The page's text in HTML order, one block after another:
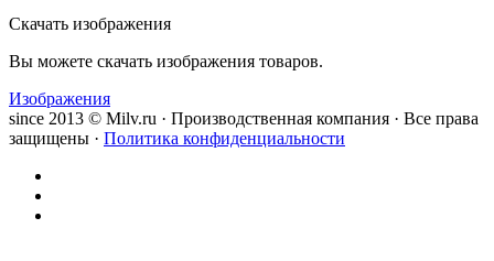
Скачать изображения
Вы можете скачать изображения товаров.
Изображения
since 2013 © Milv.ru · Производственная компания · Все права
защищены · Политика конфиденциальности